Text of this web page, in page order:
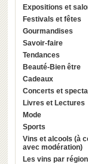
Expositions et
Festivals et fêtes
Gourmandises
Savoir-faire
Tendances
Beauté-Bien être
Cadeaux
Concerts et
Livres et Lectures
Mode
Sports
Vins et alcools (à
avec modération)
Les vins par région